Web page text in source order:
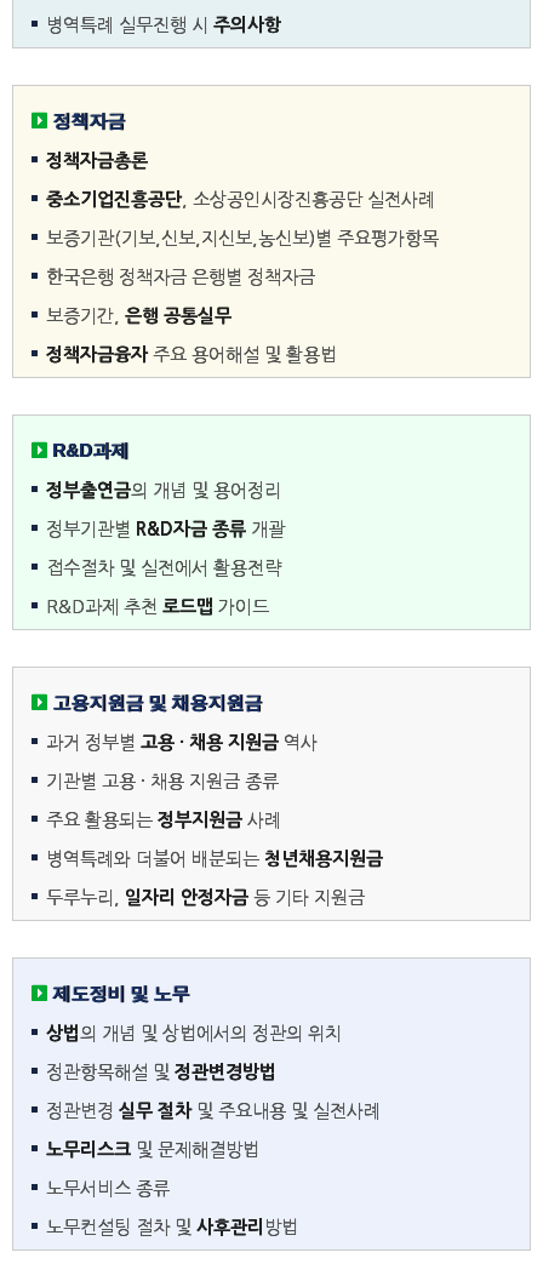
병역특례 실무진행 시 주의사항
정책자금
정책자금총론
중소기업진흥공단, 소상공인시장진흥공단 실전사례
보증기관(기보,신보,지신보,농신보)별 주요평가항목
한국은행 정책자금 은행별 정책자금
보증기간, 은행 공통실무
정책자금융자주요 용어해설 및 활용법
R&D과제
정부출연금의 개념 및 용어정리
정부기관별 R&D자금 종류 개괄
접수절차 및 실전에서 활용전략
R&D과제 추천 로드맵 가이드
고용지원금 및 채용지원금
과거 정부별 고용 · 채용 지원금 역사
기관별 고용 · 채용 지원금 종류
주요 활용되는 정부지원금 사례
병역특례와 더불어 배분되는 청년채용지원금
두루누리, 일자리 안정자금 등 기타 지원금
제도정비 및 노무
상법 의 개념 및 상법에서의 정관의 위치
정관항목해설 및 정관변경방법
정관변경 실무 절차및 주요내용 및 실전사례
노무리스크 및 문제해결방법
노무서비스 종류
노무컨설팅 절차 및 사후관리 방법